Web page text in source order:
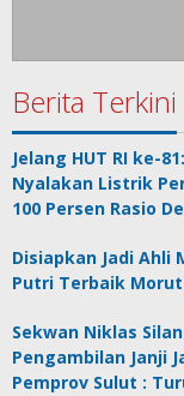
Berita Terkini
Jelang HUT RI ke-
Nyalakan Listrik
100 Persen Rasio
Disiapkan Jadi Ahli
Putri Terbaik
Sekwan Niklas
Pengambilan Janji
Pemprov Sulut :